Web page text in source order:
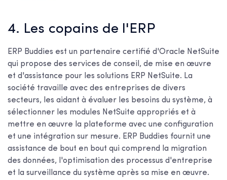
4. Les copains de l'ERP
ERP Buddies est un partenaire certifié d'Oracle NetSuite
qui propose des services de conseil, de mise en œuvre
et d'assistance pour les solutions ERP NetSuite. La
société travaille avec des entreprises de divers
secteurs, les aidant à évaluer les besoins du système, à
sélectionner les modules NetSuite appropriés et à
mettre en œuvre la plateforme avec une configuration
et une intégration sur mesure. ERP Buddies fournit une
assistance de bout en bout qui comprend la migration
des données, l'optimisation des processus d'entreprise
et la surveillance du système après sa mise en œuvre.